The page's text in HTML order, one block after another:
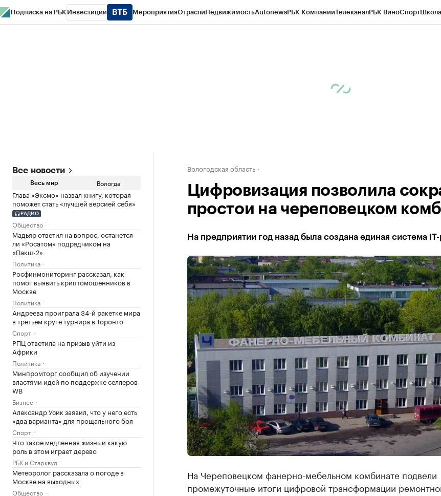
Подписка на РБК Инвестиции МероприятияОтраслиНедвижимостьAutonewsРБК КомпанииТелеканалРБК ВиноСпорт
Все новости
Весь мир Вологда
Глава «Эксмо» назвал книгу, которая
поможет стать «лучшей версией себя»
РАДИО
Общество
Мадьяр ответил на вопрос, останется
ли «Росатом» подрядчиком на
«Пакш-2»
Политика
Росфинмониторинг рассказал, как
помог выявить криптомошенников в
Москве
Политика
Андреева проиграла 34-й ракетке мира
в третьем круге турнира в Торонто
Спорт
РПЦ ответила на призыв уйти из
Африки
Политика
Минпромторг сообщил об изучении
властями идей по поддержке селлеров
WB
Бизнес
Александр Усик заявил, что у него есть
«два варианта» для прощального боя
Спорт
Что такое медленная жизнь и какую
роль в этом играет дерево
РБК и Старквуд
Метеоролог рассказала о погоде в
Москве на выходных
Общество
Вологодская область
Цифровизация позволила
простои на череповецком
На предприятии год назад была создана единая система
На Череповецком фанерно-мебельном комбинате подвели
промежуточные итоги цифровой трансформации